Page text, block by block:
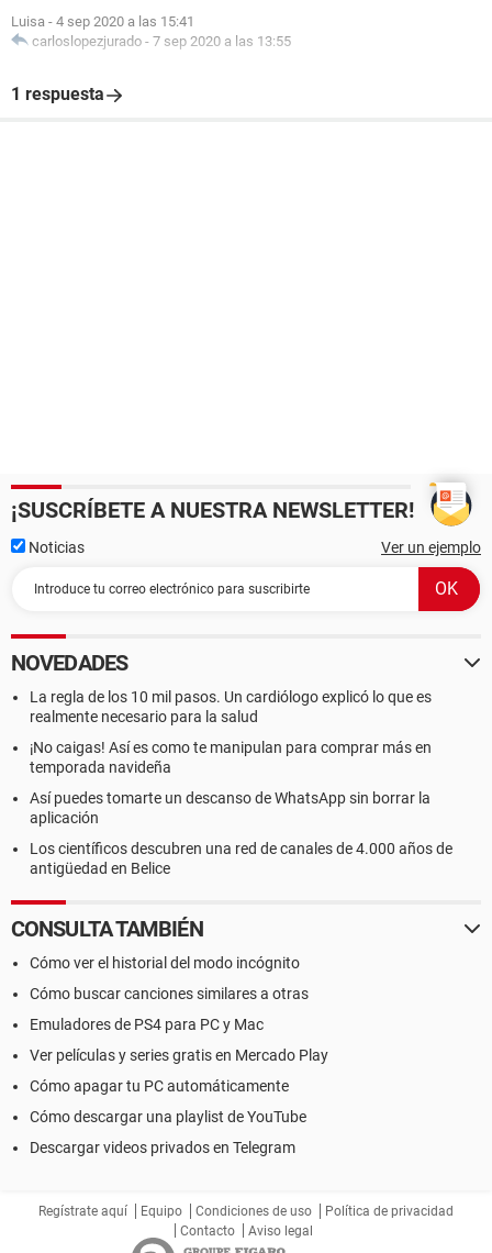
Luisa - 4 sep 2020 a las 15:41
carloslopezjurado - 7 sep 2020 a las 13:55
1 respuesta
¡SUSCRÍBETE A NUESTRA NEWSLETTER!
Noticias Ver un ejemplo
NOVEDADES
La regla de los 10 mil pasos. Un cardiólogo explicó lo que es
realmente necesario para la salud
¡No caigas! Así es como te manipulan para comprar más en
temporada navideña
Así puedes tomarte un descanso de WhatsApp sin borrar la
aplicación
Los científicos descubren una red de canales de 4.000 años de
antigüedad en Belice
CONSULTA TAMBIÉN
Cómo ver el historial del modo incógnito
Cómo buscar canciones similares a otras
Emuladores de PS4 para PC y Mac
Ver películas y series gratis en Mercado Play
Cómo apagar tu PC automáticamente
Cómo descargar una playlist de YouTube
Descargar videos privados en Telegram
Regístrate aquí Equipo Condiciones de uso
Política de privacidad
Contacto
Aviso legal